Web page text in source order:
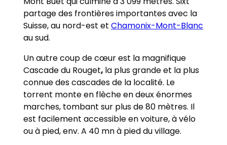
partage des frontières importantes avec la
Suisse, au nord-est etChamonix-Mont-Blanc
au sud.
Un autre coup de cœur est la magnifique
Cascade du Rouget, la plus grande et la plus
connue des cascades de la localité. Le
torrent monte en flèche en deux énormes
marches, tombant sur plus de 80 mètres. Il
est facilement accessible en voiture, à vélo
ou à pied, env. A 40 mn à pied du village.